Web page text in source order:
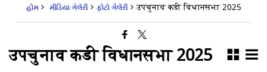
હોમ મીડિયા ગેલેરી ફોટો ગેલેરી उपचुनाव कडी विधानसभा 2025
उपचुनाव कडी विधानसभा 2025